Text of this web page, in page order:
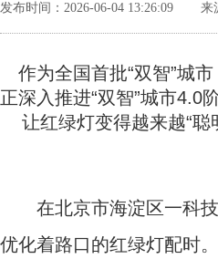
发布时间：2026-06-04 13:26:09 来
作为全国首批“双智”城
正深入推进‌“双智”城市4.0‌
让红绿灯变得越来越“
在北京市海淀区一科技
优化着路口的红绿灯配时。